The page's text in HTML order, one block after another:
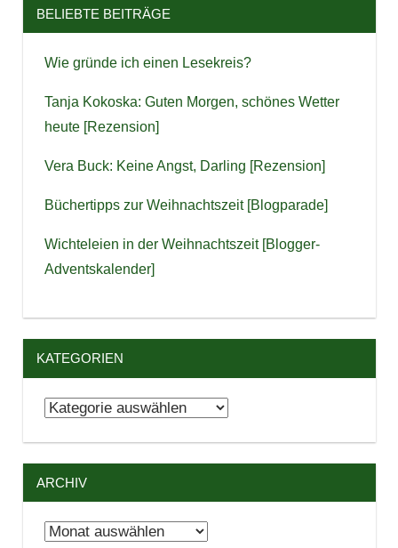
BELIEBTE BEITRÄGE
Wie gründe ich einen Lesekreis?
Tanja Kokoska: Guten Morgen, schönes Wetter
heute [Rezension]
Vera Buck: Keine Angst, Darling [Rezension]
Büchertipps zur Weihnachtszeit [Blogparade]
Wichteleien in der Weihnachtszeit [Blogger-
Adventskalender]
KATEGORIEN
Kategorien
ARCHIV
Archiv